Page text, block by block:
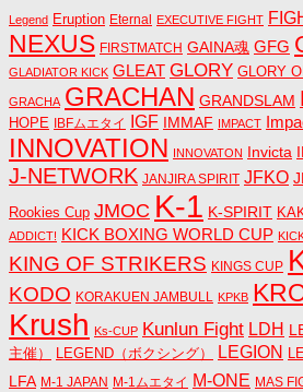
Legend Eruption Eternal EXECUTIVE FIGHT
NEXUS FIRSTMATCH GAINA魂 GFG
GLADIATOR KICK GLEAT GLORY GLORY
GRACHA GRACHAN GRANDSLAM
HOPE IBFムエタイ IGF IMMAF IMPACT
INNOVATION INNOVATON Invicta
J-NETWORK JANJIRA SPIRIT JFKO
Rookies Cup JMOC K-1 K-SPIRIT
ADDICT! KICK BOXING WORLD CUP
KING OF STRIKERS KINGS CUP
KODO KORAKUEN JAMBULL KPKB
Krush Ks-CUP Kunlun Fight LDH
主催）
LEGEND（ボクシング） LEGION
LFA M-1 JAPAN M-1ムエタイ M-ONE MAS